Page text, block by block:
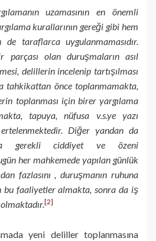
uzamasının en önemli
kurallarının gereği gibi hem
taraflarca uygulanmamasıdır.
parçası olan duruşmaların asıl
delillerin incelenip tartışılması
tahkikattan önce toplanmamakta,
toplanması için birer yargılama
tapuya, nüfusa v.s.ye yazı
Diğer yandan da
gerekli ciddiyet ve özeni
her mahkemede yapılan günlük
fazlasını , duruşmanın ruhuna
bu faaliyetler almakta, sonra da iş
[2]
yeni deliller toplanmasına